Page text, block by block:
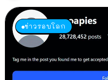
ข่าวรอบโลก